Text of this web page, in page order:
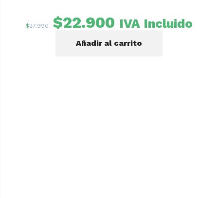
$27.990 El
precio
original
$22.900El
actual
IVA Incluido
Añadir al carrito